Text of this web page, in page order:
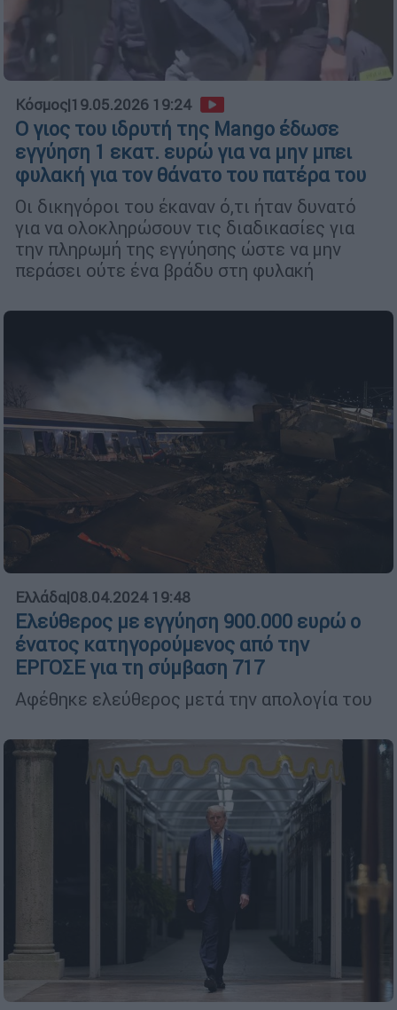
Κόσμος|19.05.2026 19:24
Ο γιος του ιδρυτή της Mango έδωσε
εγγύηση 1 εκατ. ευρώ για να μην μπει
φυλακή για τον θάνατο του πατέρα του
Οι δικηγόροι του έκαναν ό,τι ήταν δυνατό
για να ολοκληρώσουν τις διαδικασίες για
την πληρωμή της εγγύησης ώστε να μην
περάσει ούτε ένα βράδυ στη φυλακή
Ελλάδα|08.04.2024 19:48
Ελεύθερος με εγγύηση 900.000 ευρώ ο
ένατος κατηγορούμενος από την
ΕΡΓΟΣΕ για τη σύμβαση 717
Αφέθηκε ελεύθερος μετά την απολογία του